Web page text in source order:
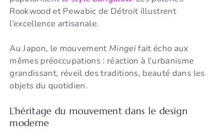
Rookwood et Pewabic de Détroit illustrent
l’excellence artisanale.
Au Japon, le mouvement Mingeifait écho aux
mêmes préoccupations : réaction à l’urbanisme
grandissant, réveil des traditions, beauté dans les
objets du quotidien.
L’héritage du mouvement dans le design
moderne